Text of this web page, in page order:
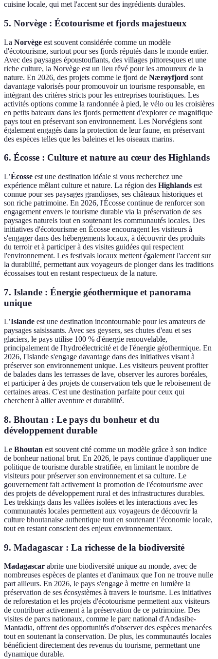
cuisine locale, qui met l'accent sur des ingrédients durables.
5. Norvège : Écotourisme et fjords majestueux
La Norvège est souvent considérée comme un modèle
d'écotourisme, surtout pour ses fjords réputés dans le monde entier.
Avec des paysages époustouflants, des villages pittoresques et une
riche culture, la Norvège est un lieu rêvé pour les amoureux de la
nature. En 2026, des projets comme le fjord de Nærøyfjord sont
davantage valorisés pour promouvoir un tourisme responsable, en
intégrant des critères stricts pour les entreprises touristiques. Les
activités options comme la randonnée à pied, le vélo ou les croisières
en petits bateaux dans les fjords permettent d'explorer ce magnifique
pays tout en préservant son environnement. Les Norvégiens sont
également engagés dans la protection de leur faune, en préservant
des espèces telles que les baleines et les oiseaux marins.
6. Écosse : Culture et nature au cœur des Highlands
L’Écosse est une destination idéale si vous recherchez une
expérience mêlant culture et nature. La région des Highlands est
connue pour ses paysages grandioses, ses châteaux historiques et
son riche patrimoine. En 2026, l'Écosse continue de renforcer son
engagement envers le tourisme durable via la préservation de ses
paysages naturels tout en soutenant les communautés locales. Des
initiatives d'écotourisme en Écosse encouragent les visiteurs à
s'engager dans des hébergements locaux, à découvrir des produits
du terroir et à participer à des visites guidées qui respectent
l'environnement. Les festivals locaux mettent également l'accent sur
la durabilité, permettant aux voyageurs de plonger dans les traditions
écossaises tout en restant respectueux de la nature.
7. Islande : Énergie géothermique et panorama
unique
L’Islande est une destination incontournable pour les amateurs de
paysages saisissants. Avec ses geysers, ses chutes d'eau et ses
glaciers, le pays utilise 100 % d'énergie renouvelable,
principalement de l'hydroélectricité et de l'énergie géothermique. En
2026, l'Islande s'engage davantage dans des initiatives visant à
préserver son environnement unique. Les visiteurs peuvent profiter
de balades dans les terrasses de lave, observer les aurores boréales,
et participer à des projets de conservation tels que le reboisement de
certaines areas. C'est une destination parfaite pour ceux qui
cherchent à allier aventure et durabilité.
8. Bhoutan : Le pays du bonheur et du
développement durable
Le Bhoutan est souvent cité comme un modèle grâce à son indice
de bonheur national brut. En 2026, le pays continue d'appliquer une
politique de tourisme durable stratifiée, en limitant le nombre de
visiteurs pour préserver son environnement et sa culture. Le
gouvernement fait activement la promotion de l'écotourisme avec
des projets de développement rural et des infrastructures durables.
Les trekkings dans les vallées isolées et les interactions avec les
communautés locales permettent aux voyageurs de découvrir la
culture bhoutanaise authentique tout en soutenant l’économie locale,
tout en restant conscient des enjeux environnementaux.
9. Madagascar : La richesse de la biodiversité
Madagascar abrite une biodiversité unique au monde, avec de
nombreuses espèces de plantes et d'animaux que l'on ne trouve nulle
part ailleurs. En 2026, le pays s'engage à mettre en lumière la
préservation de ses écosystèmes à travers le tourisme. Les initiatives
de reforestation et les projets d'écotourisme permettent aux visiteurs
de contribuer activement à la préservation de ce patrimoine. Des
visites de parcs nationaux, comme le parc national d'Andasibe-
Mantadia, offrent des opportunités d'observer des espèces menacées
tout en soutenant la conservation. De plus, les communautés locales
bénéficient directement des revenus du tourisme, permettant une
dynamique durable.